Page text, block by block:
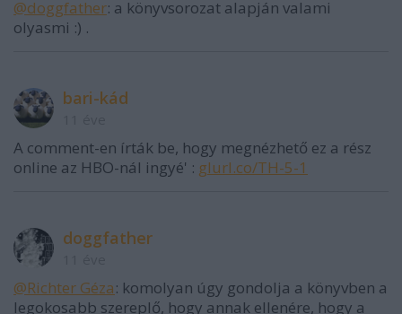
@doggfather: a könyvsorozat alapján valami
olyasmi :) .
bari-kád
A comment-en írták be, hogy megnézhető ez a rész
online az HBO-nál ingyé' : glurl.co/TH-5-1
doggfather
@Richter Géza: komolyan úgy gondolja a könyvben a
legokosabb szereplő, hogy annak ellenére, hogy a